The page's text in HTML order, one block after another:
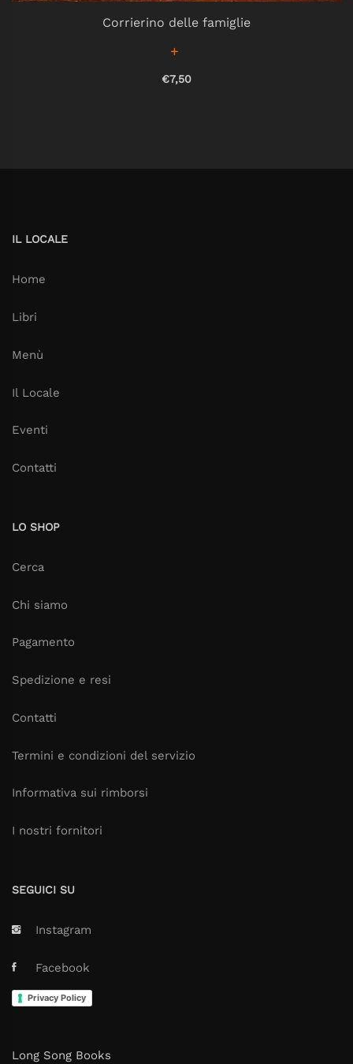
Corrierino delle famiglie
€7,50
IL LOCALE
Home
Libri
Menù
Il Locale
Eventi
Contatti
LO SHOP
Cerca
Chi siamo
Pagamento
Spedizione e resi
Contatti
Termini e condizioni del servizio
Informativa sui rimborsi
I nostri fornitori
SEGUICI SU
Instagram
Facebook
Privacy Policy
Long Song Books